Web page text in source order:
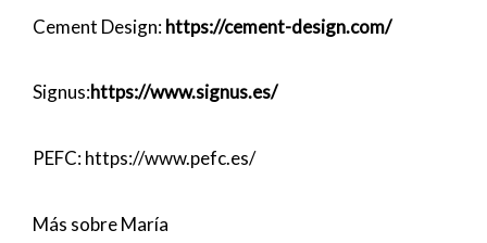
Cement Design:https://cement-design.com/
Signus:https://www.signus.es/
PEFC:https://www.pefc.es/
Más sobre María